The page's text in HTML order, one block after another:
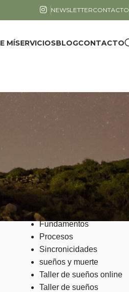
NEWSLETTERCONTACTO
MÍSERVICIOSBLOGCONTACTO
CATEGORÍAS
Cuentos y poemas
Ecología
Emociones
Fisiología
Fundamentos
Procesos
Sincronicidades
sueños y muerte
Taller de sueños online
Taller de sueños